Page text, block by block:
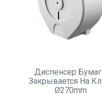
Диспенсер
Закрывается На
Ø270mm